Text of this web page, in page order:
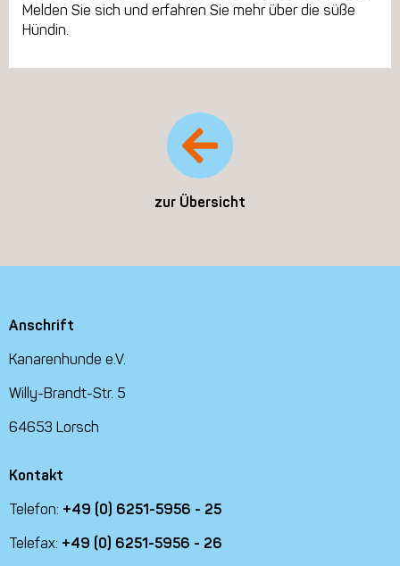
Melden Sie sich und erfahren Sie mehr über die süße
Hündin.
zur Übersicht
Anschrift
Kanarenhunde e.V.
Willy-Brandt-Str. 5
64653 Lorsch
Kontakt
Telefon: +49 (0) 6251-5956 - 25
Telefax: +49 (0) 6251-5956 - 26